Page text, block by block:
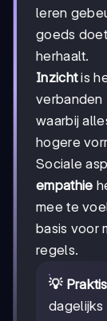
leren
goeds
herhaalt.
Inzichtis
verbanden
waarbij
hogere
Sociale
empathie
mee te
basis voor
regels.
💡
dagelijks